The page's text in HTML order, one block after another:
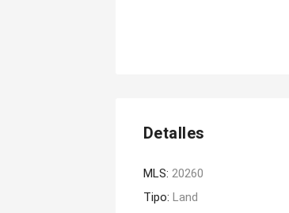
Detalles
MLS: 20260
Tipo: Land